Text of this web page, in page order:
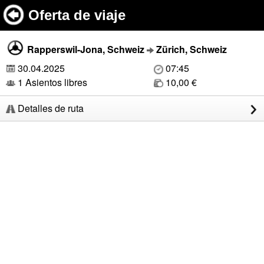
Oferta de viaje
Rapperswil-Jona, Schweiz
Zürich, Schweiz
30.04.2025
07:45
1 Asientos libres
10,00 €
Detalles de ruta